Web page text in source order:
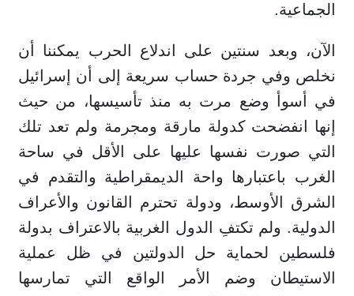
الجماعية.
الآن، وبعد سنتين على اندلاع الحرب يمكننا أن
نخلص وفي جردة حساب سريعة إلى أن إسرائيل
في أسوأ وضع مرت به منذ تأسيسها، من حيث
إنها انفضحت كدولة مارقة ومجرمة ولم تعد تلك
التي صورت نفسها عليها على الأقل في ساحة
الغرب باعتبارها واحة الديمقراطية والتقدم في
الشرق الأوسط، ودولة تحترم القانون والأعراف
الدولية. ولم تكتفِ الدول الغربية بالاعتراف بدولة
فلسطين لحماية حل الدولتين في ظل عملية
الاستيطان وضم الأمر الواقع التي تمارسها